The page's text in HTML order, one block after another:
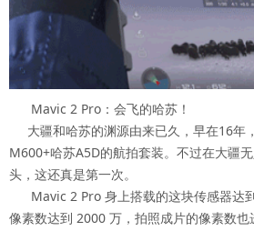
Mavic 2 Pro：会飞的哈苏！
大疆和哈苏的渊源由来已久，早在16年
M600+哈苏A5D的航拍套装。不过在大疆
头，这还真是第一次。
Mavic 2 Pro 身上搭载的这块传感器达
像素数达到 2000 万，拍照成片的像素数